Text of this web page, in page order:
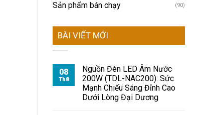
Sản phẩm bán chạy (90)
BÀI VIẾT MỚI
08
Th8
Nguồn Đèn LED Âm Nước
200W (TDL-NAC200): Sức
Mạnh Chiếu Sáng Đỉnh Cao
Dưới Lòng Đại Dương